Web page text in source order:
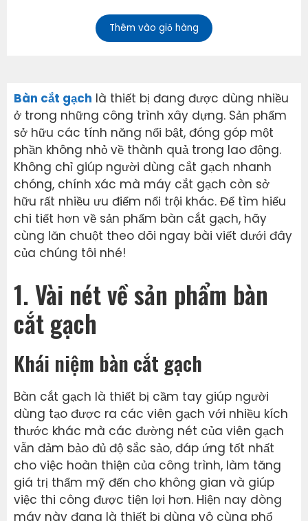
Thêm vào giỏ hàng
Bàn cắt gạch là thiết bị đang được dùng nhiều
ở trong những công trình xây dựng. Sản phẩm
sở hữu các tính năng nổi bật, đóng góp một
phần không nhỏ về thành quả trong lao động.
Không chỉ giúp người dùng cắt gạch nhanh
chóng, chính xác mà máy cắt gạch còn sở
hữu rất nhiều ưu điểm nổi trội khác. Để tìm hiểu
chi tiết hơn về sản phẩm bàn cắt gạch, hãy
cùng lăn chuột theo dõi ngay bài viết dưới đây
của chúng tôi nhé!
1. Vài nét về sản phẩm bàn
cắt gạch
Khái niệm bàn cắt gạch
Bàn cắt gạch là thiết bị cầm tay giúp người
dùng tạo được ra các viên gạch với nhiều kích
thước khác mà các đường nét của viên gạch
vẫn đảm bảo đủ độ sắc sảo, đáp ứng tốt nhất
cho việc hoàn thiện của công trình, làm tăng
giá trị thẩm mỹ đến cho không gian và giúp
việc thi công được tiện lợi hơn. Hiện nay dòng
máy này đang là thiết bị dùng vô cùng phổ